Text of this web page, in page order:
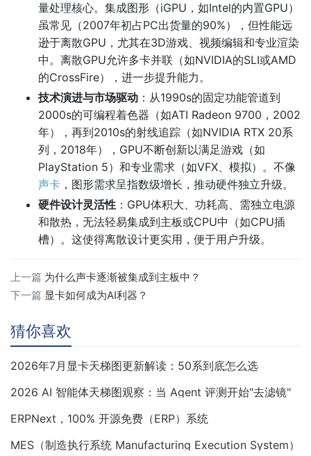
量处理核心。集成图形（iGPU，如Intel的内置GPU）
虽常见（2007年初占PC出货量的90%），但性能远
逊于离散GPU，尤其在3D游戏、视频编辑和专业渲染
中。离散GPU允许多卡并联（如NVIDIA的SLI或AMD
的CrossFire），进一步提升能力。
技术演进与市场驱动 ：从1990s的固定功能管道到
2000s的可编程着色器（如ATI Radeon 9700，2002
年），再到2010s的射线追踪（如NVIDIA RTX 20系
列，2018年），GPU不断创新以满足游戏（如
PlayStation 5）和专业需求（如VFX、模拟）。不像
声卡 ，图形需求呈指数级增长，推动硬件独立升级。
硬件设计灵活性 ：GPU体积大、功耗高、需独立电源
和散热，无法轻易集成到主板或CPU中（如CPU插
槽）。这使得离散设计更实用，便于用户升级。
上一篇 为什么声卡逐渐被集成到主板中？
下一篇 显卡如何成为AI利器？
猜你喜欢
2026年7月显卡天梯图更新解读：50系到底怎么选
2026 AI 智能体天梯图观察：当 Agent 评测开始"去滤镜"
ERPNext，100% 开源免费（ERP）系统
MES（制造执行系统 Manufacturing Execution System）